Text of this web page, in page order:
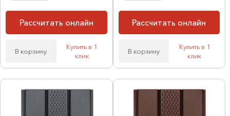
Рассчитать онлайн
В корзину
Купить в 1
клик
Рассчитать онлайн
В корзину
Купить в 1
клик